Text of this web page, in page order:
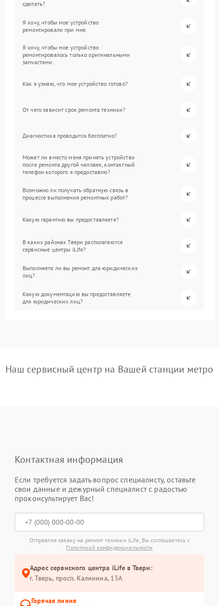
сделать?
Я хочу, чтобы мое устройство
ремонтировали при мне.
Я хочу, чтобы мое устройство
ремонтировалось только оригинальными
запчастями.
Как я узнаю, что мое устройство готово?
От чего зависит срок ремонта техники?
Диагностика проводится бесплатно?
Может ли вместо меня принять устройство
после ремонта другой человек, контактный
телефон которого я предоставлю?
Возможно ли получать обратную связь в
процессе выполнения ремонтных работ?
Какую гарантию вы предоставляете?
В каких районах Твери располагаются
сервисные центры iLife?
Выполняете ли вы ремонт для юридических
лиц?
Какую документацию вы предоставляете
для юридических лиц?
Наш сервисный центр на Вашей станции метро
Контактная информация
Если требуется задать вопрос специалисту, оставьте
свои данные и дежурный специалист с радостью
проконсультирует Вас!
Отправляя заявку на ремонт техники iLife, Вы соглашаетесь с
Политикой конфиденциальности
Адрес сервисного центра iLife в Твери:
г. Тверь, просп. Калинина, 13А
Горячая линия